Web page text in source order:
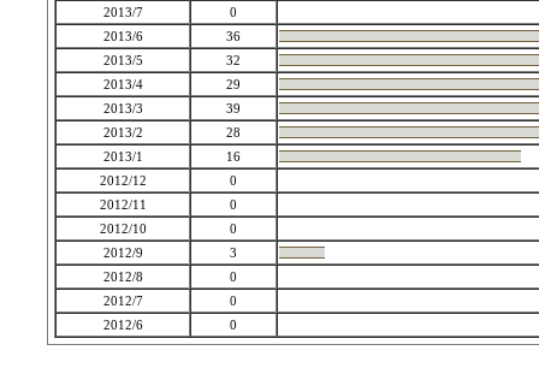
2013/7
0
2013/6
36
2013/5
32
2013/4
29
2013/3
39
2013/2
28
2013/1
16
2012/12
0
2012/11
0
2012/10
0
2012/9
3
2012/8
0
2012/7
0
2012/6
0